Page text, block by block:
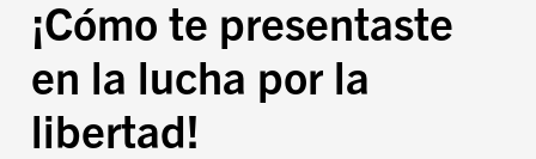
¡Cómo te presentaste
en la lucha por la
libertad!